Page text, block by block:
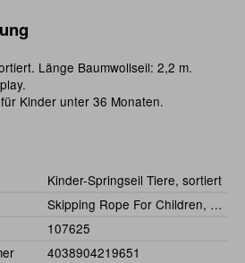
Länge Baumwollseil: 2,2 m.
Kinder unter 36 Monaten.
Kinder-Springseil Tiere, sortiert
Skipping Rope For Children, Assorted
107625
4038904219651